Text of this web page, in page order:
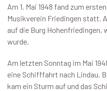
Am 1. Mai 1948 fand zum
Musikverein Friedingen statt.
auf die Burg Hohenfriedingen,
wurde.
Am letzten Sonntag im Mai
eine Schifffahrt nach Lindau.
kam ein Sturm auf und das